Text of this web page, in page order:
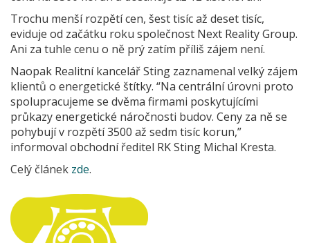
Trochu menší rozpětí cen, šest tisíc až deset tisíc,
eviduje od začátku roku společnost Next Reality Group.
Ani za tuhle cenu o ně prý zatím příliš zájem není.
Naopak Realitní kancelář Sting zaznamenal velký zájem
klientů o energetické štítky. “Na centrální úrovni proto
spolupracujeme se dvěma firmami poskytujícími
průkazy energetické náročnosti budov. Ceny za ně se
pohybují v rozpětí 3500 až sedm tisíc korun,”
informoval obchodní ředitel RK Sting Michal Kresta.
Celý článek zde.